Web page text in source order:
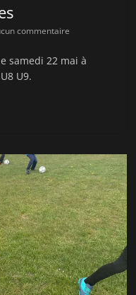
commentaire
samedi 22 mai à
U9.